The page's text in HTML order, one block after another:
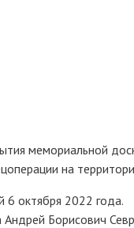
мемориальной
на
6 октября 2022 года.
Борисович